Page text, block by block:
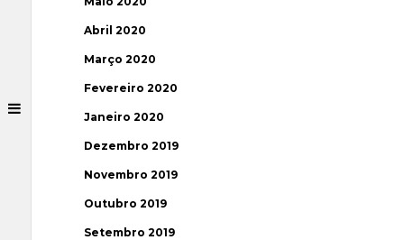
Abril 2020
Março 2020
Fevereiro 2020
Janeiro 2020
Dezembro 2019
Novembro 2019
Outubro 2019
Setembro 2019